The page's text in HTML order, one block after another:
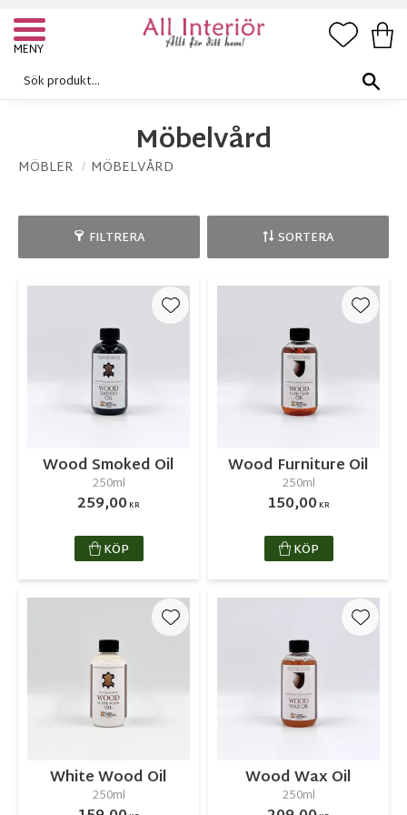
Meny
Möbelvård
MÖBLER MÖBELVÅRD
FILTRERA SORTERA
Wood Smoked Oil
250ml
259,00KR
Lägg till i favoriter
KÖP
Wood Furniture Oil
250ml
150,00KR
Lägg
KÖP
White Wood Oil
250ml
Lägg till i favoriter
Wood Wax Oil
250ml
Lägg